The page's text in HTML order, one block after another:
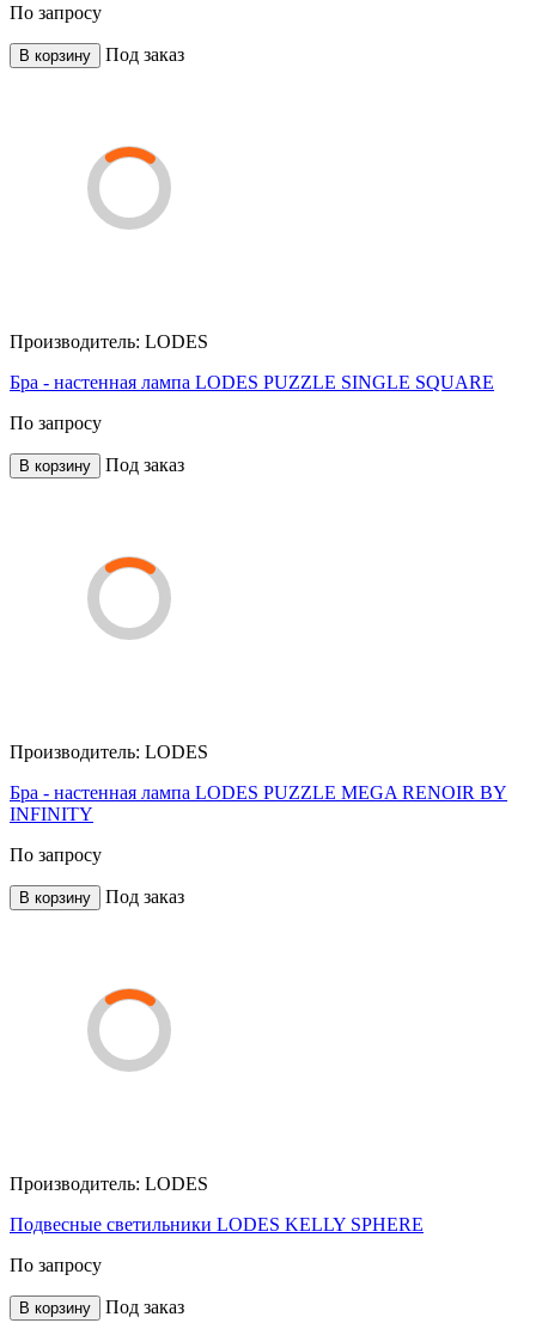
По запросу
В корзину Под заказ
Производитель: LODES
Бра - настенная лампа LODES PUZZLE SINGLE SQUARE
По запросу
В корзину Под заказ
Производитель: LODES
Бра - настенная лампа LODES PUZZLE MEGA RENOIR BY
INFINITY
По запросу
В корзину Под заказ
Производитель: LODES
Подвесные светильники LODES KELLY SPHERE
По запросу
В корзину Под заказ